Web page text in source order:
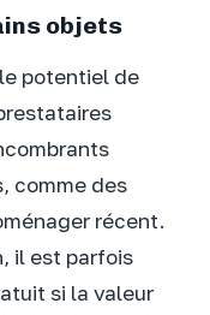
objets
potentiel de
comme des
récent.
il est parfois
si la valeur